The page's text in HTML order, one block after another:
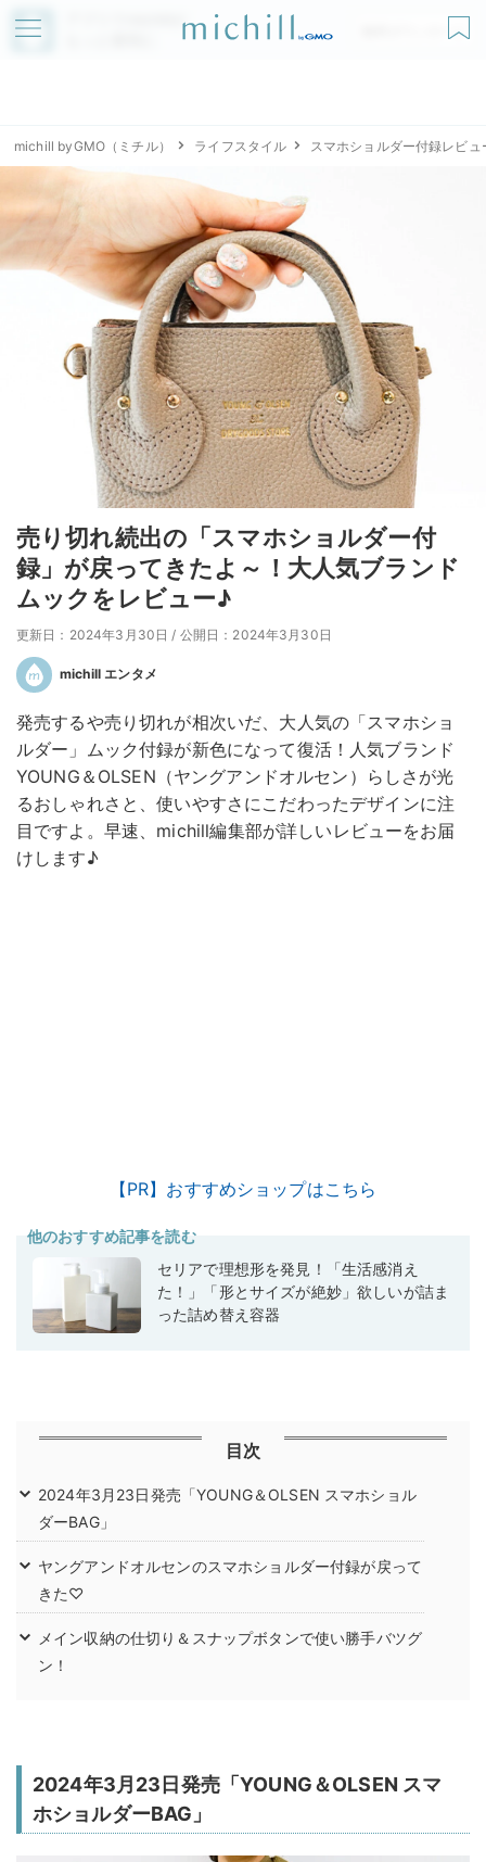
アプリでmichillが
無料ダウンロード
michill byGMO（ミチル） ライフスタイル スマホショルダー付録レビュ
売り切れ続出の「スマホショルダー付
録」が戻ってきたよ～！大人気ブランド
ムックをレビュー♪
更新日：2024年3月30日 / 公開日：2024年3月30日
michill エンタメ
発売するや売り切れが相次いだ、大人気の「スマホショ
ルダー」ムック付録が新色になって復活！人気ブランド
YOUNG＆OLSEN（ヤングアンドオルセン）らしさが光
るおしゃれさと、使いやすさにこだわったデザインに注
目ですよ。早速、michill編集部が詳しいレビューをお届
けします♪
【PR】おすすめショップはこちら
他のおすすめ記事を読む
セリアで理想形を発見！「生活感消え
た！」「形とサイズが絶妙」欲しいが詰ま
った詰め替え容器
目次
2024年3月23日発売「YOUNG＆OLSEN スマホショル
ダーBAG」
ヤングアンドオルセンのスマホショルダー付録が戻って
きた♡
メイン収納の仕切り＆スナップボタンで使い勝手バツグ
ン！
2024年3月23日発売「YOUNG＆OLSEN スマ
ホショルダーBAG」